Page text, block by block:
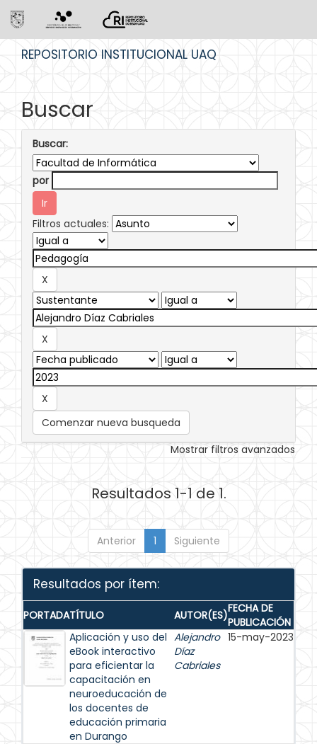
REPOSITORIO INSTITUCIONAL UAQ
Buscar
Buscar:
por
Filtros actuales:
Comenzar nueva busqueda
Mostrar filtros avanzados
Resultados 1-1 de 1.
Anterior 1 Siguiente
Resultados por ítem:
PORTADATÍTULO AUTOR(ES)FECHA DE
PUBLICACIÓN
Aplicación y uso del
eBook interactivo
para eficientar la
capacitación en
neuroeducación de
los docentes de
educación primaria
en Durango
Alejandro
Díaz
Cabriales
15-may-2023